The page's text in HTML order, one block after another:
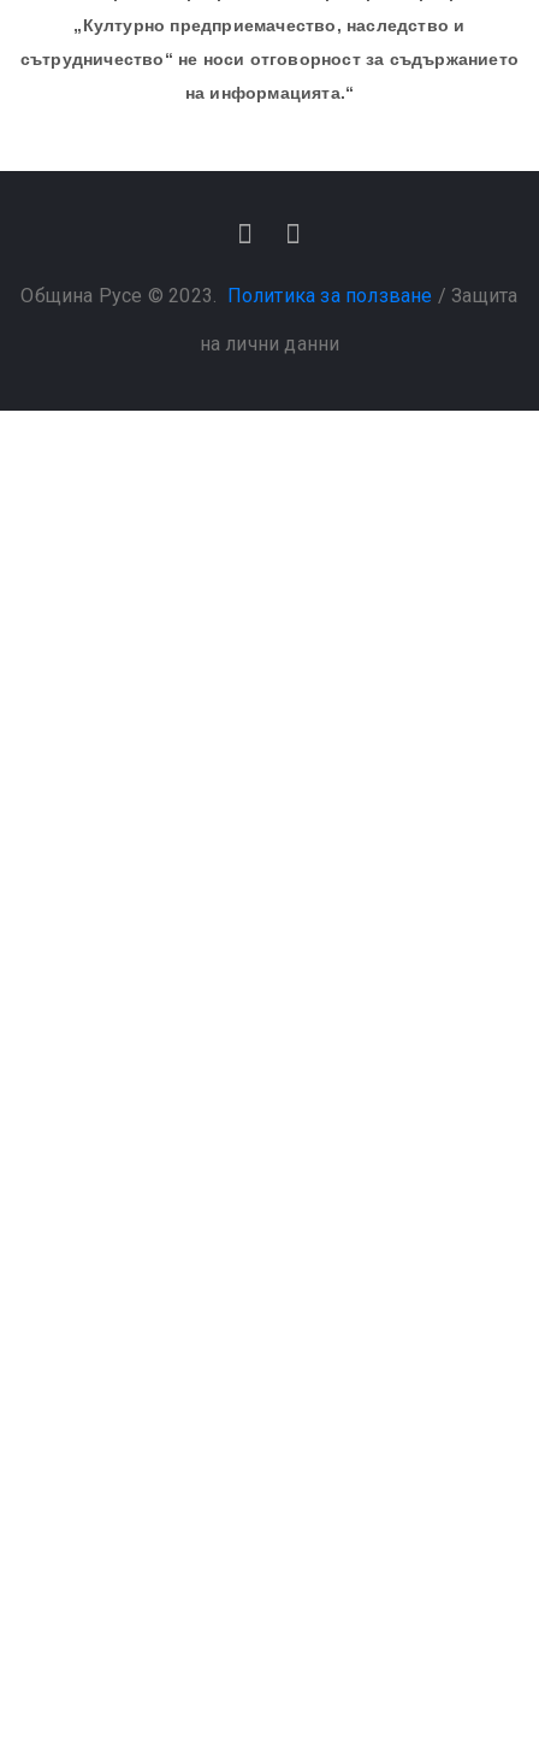
„Културно предприемачество, наследство и
сътрудничество“ не носи отговорност за съдържанието
на информацията.“
Община Русе © 2023. Политика за ползване / Защита
на лични данни